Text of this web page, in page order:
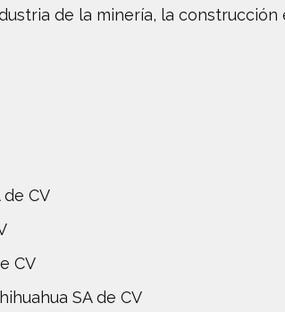
de la minería, la
CV
CV
SA de CV